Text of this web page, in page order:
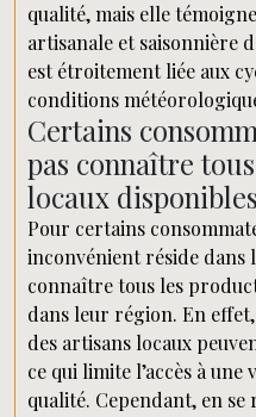
qualité, mais elle
artisanale et saisonnière
est étroitement liée aux
conditions
Certains
pas connaître
locaux
Pour certains
inconvénient réside dans
connaître tous les
dans leur région. En
des artisans locaux
ce qui limite l’accès à
qualité. Cependant, en